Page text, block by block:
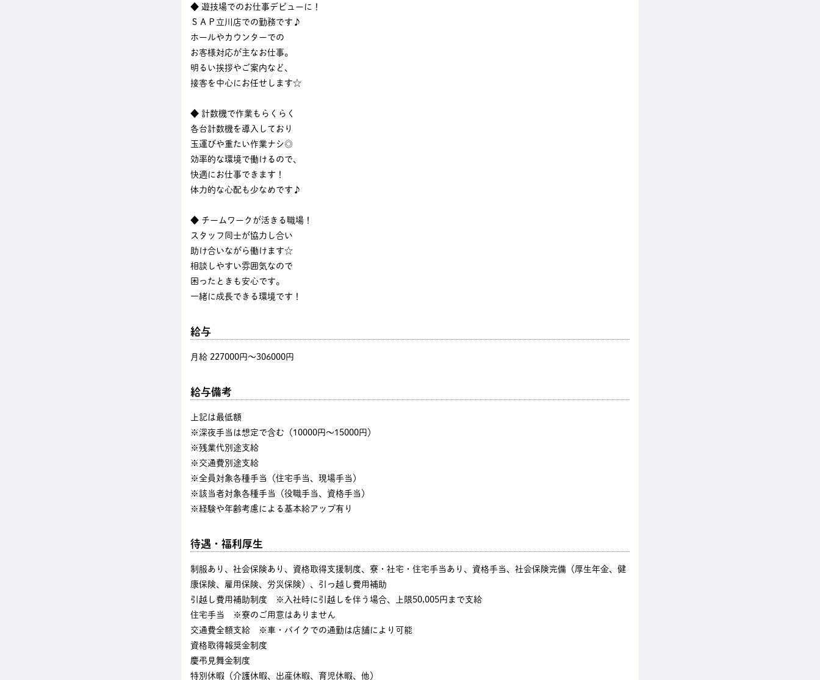
◆ 遊技場でのお仕事デビューに！
ＳＡＰ立川店での勤務です♪
ホールやカウンターでの
お客様対応が主なお仕事。
明るい挨拶やご案内など、
接客を中心にお任せします☆
◆ 計数機で作業もらくらく
各台計数機を導入しており
玉運びや重たい作業ナシ◎
効率的な環境で働けるので、
快適にお仕事できます！
体力的な心配も少なめです♪
◆ チームワークが活きる職場！
スタッフ同士が協力し合い
助け合いながら働けます☆
相談しやすい雰囲気なので
困ったときも安心です。
一緒に成長できる環境です！
給与
月給 227000円〜306000円
給与備考
上記は最低額
※深夜手当は想定で含む（10000円～15000円）
※残業代別途支給
※交通費別途支給
※全員対象各種手当（住宅手当、現場手当）
※該当者対象各種手当（役職手当、資格手当）
※経験や年齢考慮による基本給アップ有り
待遇・福利厚生
制服あり、社会保険あり、資格取得支援制度、寮・社宅・住宅手当あり、資格手当、社会保険完備（厚生年金、健
康保険、雇用保険、労災保険）、引っ越し費用補助
引越し費用補助制度 ※入社時に引越しを伴う場合、上限50,005円まで支給
住宅手当 ※寮のご用意はありません
交通費全額支給 ※車・バイクでの通勤は店舗により可能
資格取得報奨金制度
慶弔見舞金制度
特別休暇（介護休暇、出産休暇、育児休暇、他）